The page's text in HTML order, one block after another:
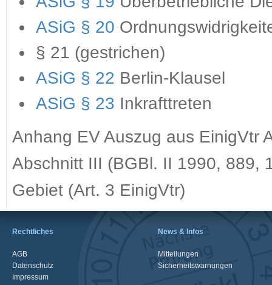
ASiG § 20
§ 21 (gestrichen)
ASiG § 22 Berlin-Klausel
ASiG § 23 Inkrafttreten
Anhang EV Auszug aus EinigVtr
Abschnitt III (BGBl. II 1990, 889,
Gebiet (Art. 3 EinigVtr)
Rechtliches
AGB
Datenschutz
Impressum
News & Infos
Mitteilungen
Sicherheitswarnungen